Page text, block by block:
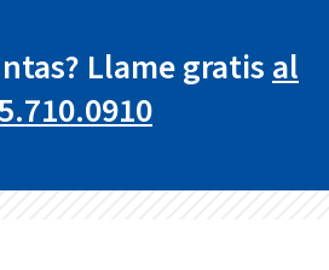
Llame gratis al